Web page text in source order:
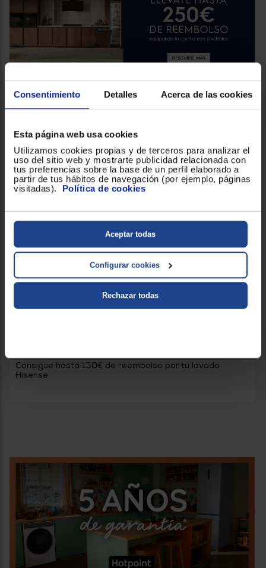
Consentimiento Detalles Acerca de las cookies
Esta página web usa cookies
Utilizamos cookies propias y de terceros para analizar el
uso del sitio web y mostrarte publicidad relacionada con
tus preferencias sobre la base de un perfil elaborado a
partir de tus hábitos de navegación (por ejemplo, páginas
visitadas). Política de cookies
Aceptar todas
Configurar cookies
Rechazar todas
PROMOS ELECTROLUX
Consigue hasta 150€ de reembolso por tu lavado
Hisense